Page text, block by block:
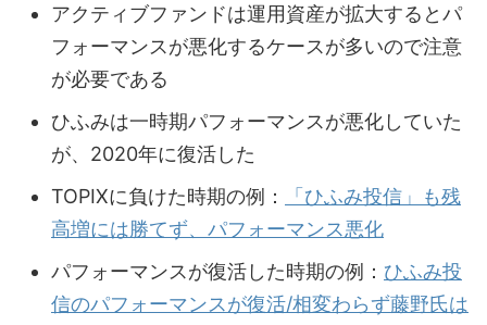
アクティブファンドは運用資産が拡大するとパ
フォーマンスが悪化するケースが多いので注意
が必要である
ひふみは一時期パフォーマンスが悪化していた
が、2020年に復活した
TOPIXに負けた時期の例：
「ひふみ投信」も残
高増には勝てず、パフォーマンス悪化
パフォーマンスが復活した時期の例： ひふみ投
信のパフォーマンスが復活/相変わらず藤野氏は